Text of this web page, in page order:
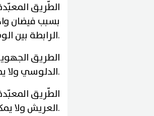
الطّريق
الرابطة بين الوطنيّة رقم.
الدلوسي ولا.
الطّريق
العريش ولا.